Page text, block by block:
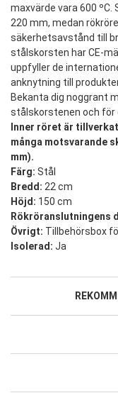
maxvärde vara 600
220 mm, medan
säkerhetsavstånd till
stålskorsten har CE-
uppfyller de
anknytning till
Bekanta dig noggrant
stålskorstenen och för
Inner röret är
många motsvarande
mm).
Färg: Stål
Bredd: 22 cm
Höjd: 150 cm
Rökröranslutningens
Övrigt: Tillbehörsbox
Isolerad: Ja